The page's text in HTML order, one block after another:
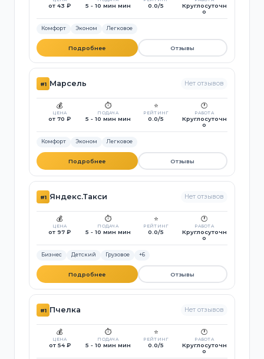
от 43 ₽ 5 - 10 мин мин 0.0/5
Круглосуточн
о
Комфорт Эконом Легковое
Подробнее Отзывы
#1 Марсель Нет отзывов
💰
ЦЕНА
от 70 ₽
⏱️
ПОДАЧА
5 - 10 мин мин
⭐
РЕЙТИНГ
0.0/5
🕐
РАБОТА
Круглосуточн
о
Комфорт Эконом Легковое
Подробнее Отзывы
#1 Яндекс.Такси Нет отзывов
💰
ЦЕНА
от 97 ₽
⏱️
ПОДАЧА
5 - 10 мин мин
⭐
РЕЙТИНГ
0.0/5
🕐
РАБОТА
Круглосуточн
о
Бизнес Детский Грузовое +6
Подробнее Отзывы
#1 Пчелка Нет отзывов
💰
ЦЕНА
от 54 ₽
⏱️
ПОДАЧА
5 - 10 мин мин
⭐
РЕЙТИНГ
0.0/5
🕐
РАБОТА
Круглосуточн
о